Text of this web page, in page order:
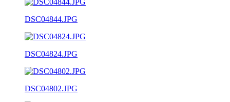
DSC04844.JPG
DSC04824.JPG
DSC04802.JPG